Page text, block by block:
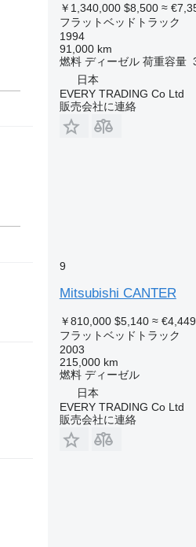
￥1,340,000 $8,500 ≈
フラットベッドトラック
1994
91,000 km
燃料 ディーゼル 荷重容量
日本
EVERY TRADING Co Ltd
販売会社に連絡
9
Mitsubishi CANTER
￥810,000 $5,140 ≈ €4,449
フラットベッドトラック
2003
215,000 km
燃料 ディーゼル
日本
EVERY TRADING Co Ltd
販売会社に連絡